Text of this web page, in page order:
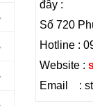
đây :
Số 720
Hotline :
Website :
Email :